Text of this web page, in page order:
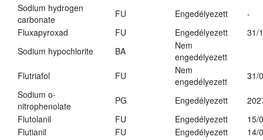
Sodium hydrogen
carbonate
FU Engedélyezett
-
Fluxapyroxad
FU Engedélyezett
31/
Sodium hypochlorite
BA
Nem
engedélyezett
Flutriafol
FU
Nem
engedélyezett
31/
Sodium o-
nitrophenolate
PG Engedélyezett
Flutolanil
FU Engedélyezett
15/
Flutianil
FU Engedélyezett
14/